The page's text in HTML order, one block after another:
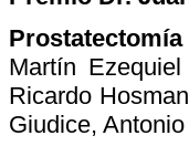
Martín
Ricardo
Giudice,